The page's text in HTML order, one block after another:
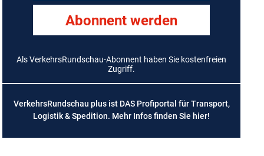
Abonnent werden
Als VerkehrsRundschau-Abonnent haben Sie kostenfreien
Zugriff.
VerkehrsRundschau plus ist DAS Profiportal für Transport,
Logistik & Spedition. Mehr Infos finden Sie hier!